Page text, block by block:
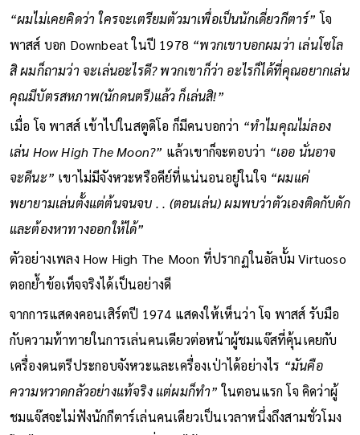
เดียของ แกรนซ์ โปรดิวเซอร์ มากกว่าของตัวของ โจ เอง
“ผมไม่เคยคิดว่า ใครจะเตรียมตัวมาเพื่อเป็นนักเดี่ยวกีตาร์”โจ
พาสส์ บอก Downbeat ในปี 1978“พวกเขาบอกผมว่า เล่นโซโล
สิ ผมก็ถามว่า จะเล่นอะไรดี? พวกเขาก็ว่า อะไรก็ได้ที่คุณอยากเล่น
คุณมีบัตรสหภาพ(นักดนตรี)แล้ว ก็เล่นสิ!”
เมื่อ โจ พาสส์ เข้าไปในสตูดิโอ ก็มีคนบอกว่า“ทำไมคุณไม่ลอง
เล่น How High The Moon?”แล้วเขาก็จะตอบว่า “เออ นั่นอาจ
จะดีนะ”เขาไม่มีจังหวะหรือคีย์ที่แน่นอนอยู่ในใจ“ผมแค่
พยายามเล่นตั้งแต่ต้นจนจบ . . (ตอนเล่น) ผมพบว่าตัวเองติดกับดัก
และต้องหาทางออกให้ได้”
ตัวอย่างเพลง How High The Moon ที่ปรากฏในอัลบั้ม Virtuoso
ตอกย้ำข้อเท็จจริงได้เป็นอย่างดี
จากการแสดงคอนเสิร์ตปี 1974 แสดงให้เห็นว่า โจ พาสส์ รับมือ
กับความท้าทายในการเล่นคนเดียวต่อหน้าผู้ชมแจ๊สที่คุ้นเคยกับ
เครื่องดนตรีประกอบจังหวะและเครื่องเป่าได้อย่างไร“มันคือ
ความหวาดกลัวอย่างแท้จริง แต่ผมก็ทำ”ในตอนแรก โจ คิดว่าผู้